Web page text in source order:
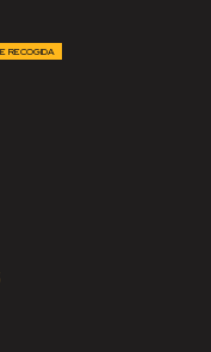
RECOGIDA